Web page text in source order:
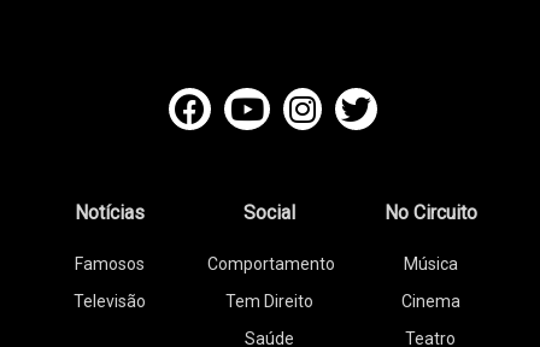
Notícias
Famosos
Televisão
Social
Comportamento
Tem Direito
Saúde
No Circuito
Música
Cinema
Teatro